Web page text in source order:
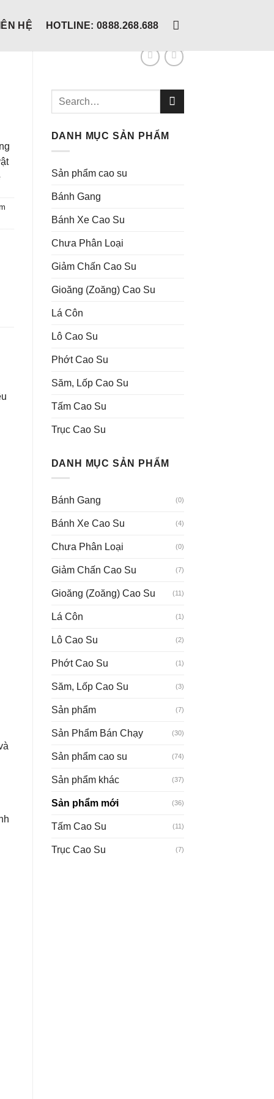
HỆ HOTLINE: 0888.268.688
Search
DANH MỤC SẢN PHẨM
Sản phẩm cao su
Bánh Gang
Bánh Xe Cao Su
Chưa Phân Loại
Giảm Chấn Cao Su
Gioăng (Zoăng) Cao Su
Lá Côn
Lô Cao Su
Phớt Cao Su
Săm, Lốp Cao Su
Tấm Cao Su
Trục Cao Su
DANH MỤC SẢN PHẨM
Bánh Gang (0)
Bánh Xe Cao Su (4)
Chưa Phân Loại (0)
Giảm Chấn Cao Su (7)
Gioăng (Zoăng) Cao Su (11)
Lá Côn (1)
Lô Cao Su (2)
Phớt Cao Su (1)
Săm, Lốp Cao Su (3)
Sản phẩm (7)
Sản Phẩm Bán Chạy (30)
Sản phẩm cao su (74)
Sản phẩm khác (37)
Sản phẩm mới (36)
Tấm Cao Su (11)
Trục Cao Su (7)